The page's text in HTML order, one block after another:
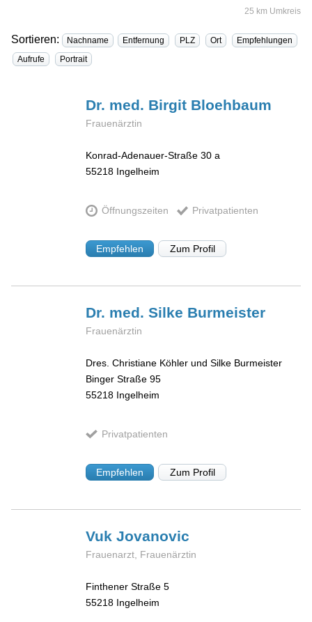
25 km Umkreis
Sortieren: Nachname Entfernung PLZ Ort
Empfehlungen
Aufrufe
Portrait
Dr. med. Birgit Bloehbaum
Frauenärztin
Konrad-Adenauer-Straße 30 a
55218 Ingelheim
Öffnungszeiten Privatpatienten
Empfehlen Zum Profil
Dr. med. Silke Burmeister
Frauenärztin
Dres. Christiane Köhler und Silke Burmeister
Binger Straße 95
55218 Ingelheim
Privatpatienten
Empfehlen Zum Profil
VukJovanovic
Frauenarzt, Frauenärztin
Finthener Straße 5
55218 Ingelheim